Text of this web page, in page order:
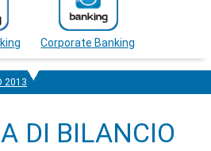
Corporate Banking
2013
DI BILANCIO